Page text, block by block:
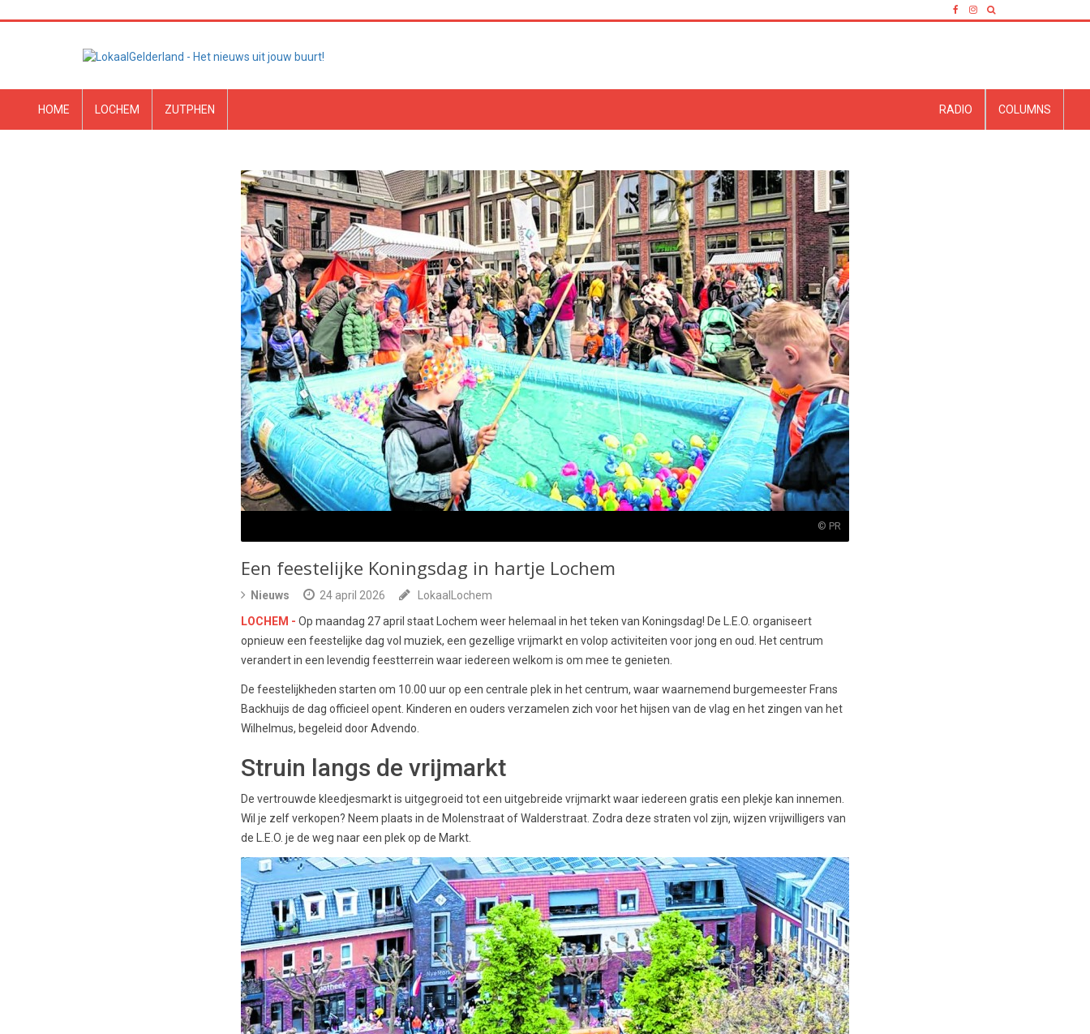
HOME LOCHEM ZUTPHEN COLUMNS
RADIO
© PR
Een feestelijke Koningsdag in hartje Lochem
Nieuws 24 april 2026
LokaalLochem
LOCHEM - Op maandag 27 april staat Lochem weer helemaal in het teken van Koningsdag! De L.E.O. organiseert
opnieuw een feestelijke dag vol muziek, een gezellige vrijmarkt en volop activiteiten voor jong en oud. Het centrum
verandert in een levendig feestterrein waar iedereen welkom is om mee te genieten.
De feestelijkheden starten om 10.00 uur op een centrale plek in het centrum, waar waarnemend burgemeester Frans
Backhuijs de dag officieel opent. Kinderen en ouders verzamelen zich voor het hijsen van de vlag en het zingen van het
Wilhelmus, begeleid door Advendo.
Struin langs de vrijmarkt
De vertrouwde kleedjesmarkt is uitgegroeid tot een uitgebreide vrijmarkt waar iedereen gratis een plekje kan innemen.
Wil je zelf verkopen? Neem plaats in de Molenstraat of Walderstraat. Zodra deze straten vol zijn, wijzen vrijwilligers van
de L.E.O. je de weg naar een plek op de Markt.